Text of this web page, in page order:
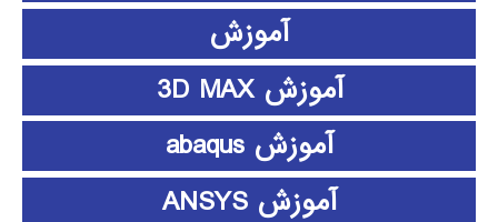
آموزش
آموزش 3D MAX
آموزش abaqus
آموزش ANSYS